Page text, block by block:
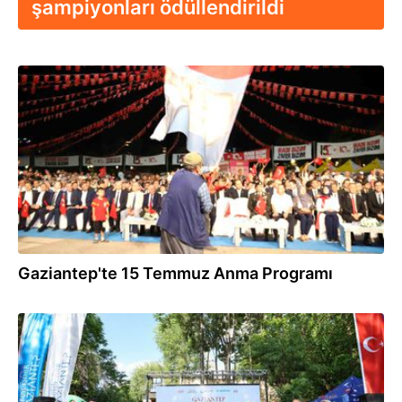
şampiyonları ödüllendirildi
16.07.2026
Gaziantep'te 15 Temmuz Anma Programı
21.06.2026